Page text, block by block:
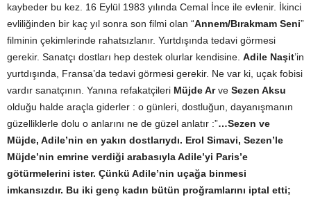
kaybeder bu kez. 16 Eylül 1983 yılında Cemal İnce ile evlenir. İkinci
evliliğinden bir kaç yıl sonra son filmi olan “Annem/Bırakmam Seni”
filminin çekimlerinde rahatsızlanır. Yurtdışında tedavi görmesi
gerekir. Sanatçı dostları hep destek olurlar kendisine. Adile Naşit’in
yurtdışında, Fransa’da tedavi görmesi gerekir. Ne var ki, uçak fobisi
vardır sanatçının. Yanına refakatçileri Müjde Arve Sezen Aksu
olduğu halde araçla giderler : o günleri, dostluğun, dayanışmanın
güzelliklerle dolu o anlarını ne de güzel anlatır :”…Sezen ve
Müjde, Adile’nin en yakın dostlarıydı. Erol Simavi, Sezen’le
Müjde’nin emrine verdiği arabasıyla Adile’yi Paris’e
götürmelerini ister. Çünkü Adile’nin uçağa binmesi
imkansızdır. Bu iki genç kadın bütün proğramlarını iptal etti;